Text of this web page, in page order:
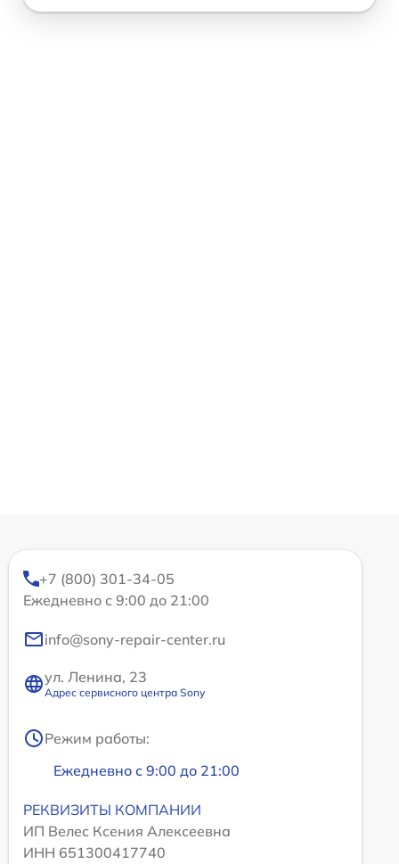
+7 (800) 301-34-05
Ежедневно с 9:00 до 21:00
info@sony-repair-center.ru
ул. Ленина, 23
Адрес сервисного центра Sony
Режим работы:
Ежедневно с 9:00 до 21:00
РЕКВИЗИТЫ КОМПАНИИ
ИП Велес Ксения Алексеевна
ИНН 651300417740